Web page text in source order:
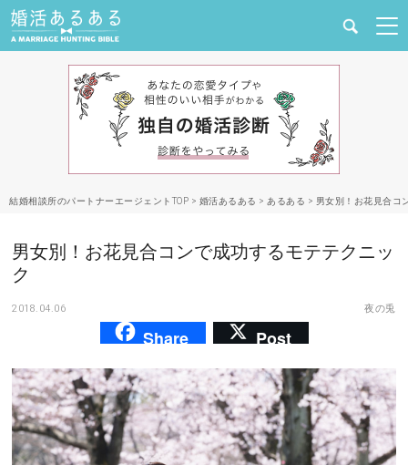
婚活と結婚
合コン・街コン
マッチングアプリ
あるある
その他
結婚相談所のパートナーエージェントTOP > 婚活あるある > あるある > 男女別！お花見合コ
男女別！お花見合コンで成功するモテテクニッ
ク
2018.04.06 夜の兎
Share Post